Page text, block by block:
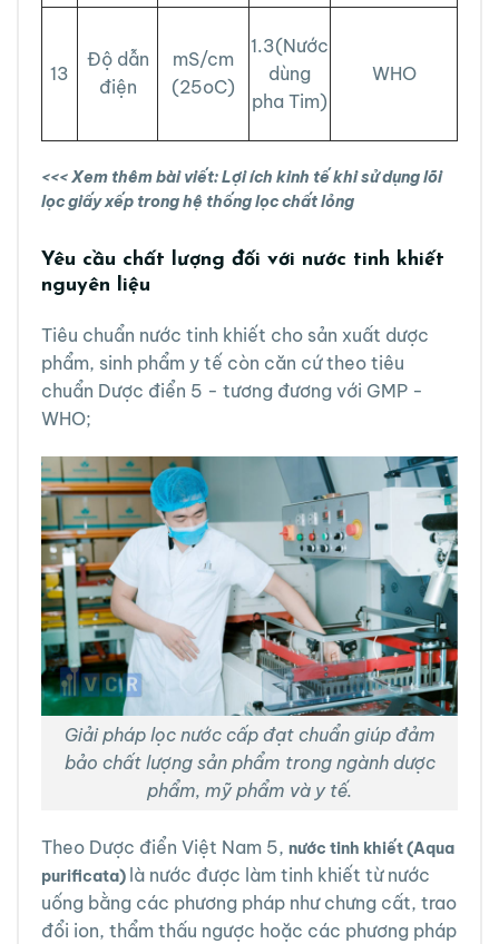
13
Độ dẫn
điện
mS/cm
(25oC)
1.3(Nước
dùng
pha Tim)
WHO
<<< Xem thêm bài viết:Lợi ích kinh tế khi sử dụng lõi
lọc giấy xếp trong hệ thống lọc chất lỏng
Yêu cầu chất lượng đối với nước tinh khiết
nguyên liệu
Tiêu chuẩn nước tinh khiết cho sản xuất dược
phẩm, sinh phẩm y tế còn căn cứ theo tiêu
chuẩn Dược điển 5 - tương đương với GMP -
WHO;
Giải pháp lọc nước cấp đạt chuẩn giúp đảm
bảo chất lượng sản phẩm trong ngành dược
phẩm, mỹ phẩm và y tế.
Theo Dược điển Việt Nam 5, nước tinh khiết (Aqua
purificata) là nước được làm tinh khiết từ nước
uống bằng các phương pháp như chưng cất, trao
đổi ion, thẩm thấu ngược hoặc các phương pháp